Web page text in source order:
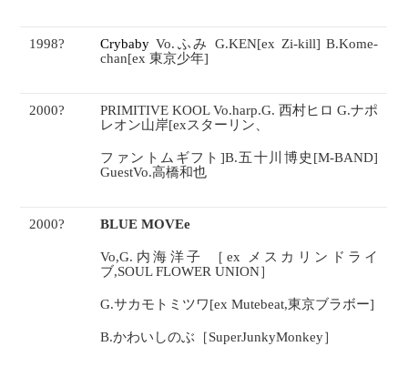
1998? Crybaby Vo. ふみ
G.KEN[ex Zi-kill] B.Kome-
chan[ex東京少年]
2000? PRIMITIVE KOOL Vo.harp.G.西村ヒロ G.ナポ
レオン山岸[exスターリン、
ファントムギフト ]B.五十川博史 [M-BAND]
GuestVo.高橋和也
2000? BLUE MOVEe
Vo,G. 内海洋子 ［ex
メスカリンドライ
ブ,SOUL FLOWER UNION］
G.サカモトミツワ[ex Mutebeat,東京ブラボー]
B.かわいしのぶ［SuperJunkyMonkey］